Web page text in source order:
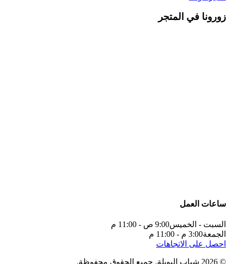
زورونا في المتجر
ساعات العمل
السبت - الخميس9:00 ص - 11:00 م
الجمعة3:00 م - 11:00 م
احصل على الاتجاهات
©
2026 شباب اليويلة. جميع الحقوق محفوظة.